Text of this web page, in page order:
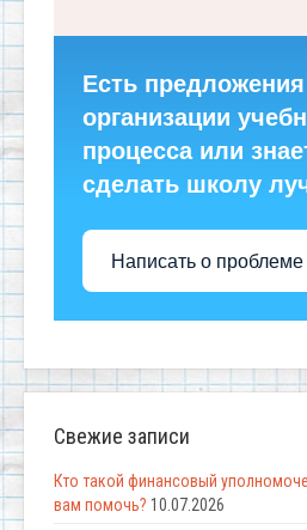
Есть
организации
процесса или
сделать школу
Написать о проблеме
Свежие записи
Кто такой финансовый
вам помочь? 10.07.2026